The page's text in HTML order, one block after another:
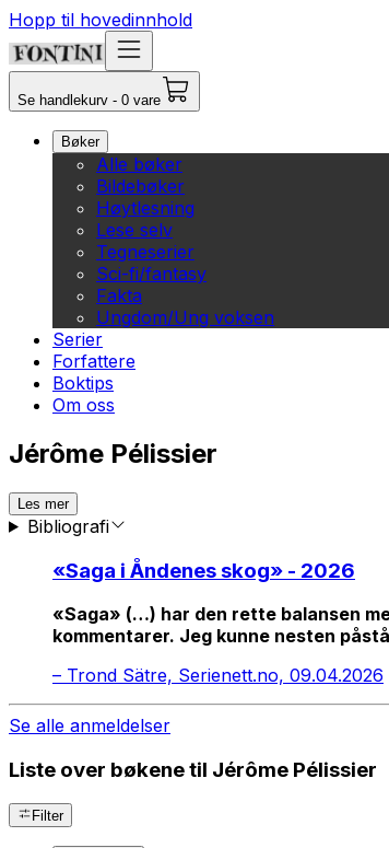
Hopp til hovedinnhold
Se handlekurv - 0 vare
Bøker
Alle bøker
Bildebøker
Høytlesning
Lese selv
Tegneserier
Sci-fi/fantasy
Fakta
Ungdom/Ung voksen
Serier
Forfattere
Boktips
Om oss
Jérôme Pélissier
Les mer
Bibliografi
«Saga i Åndenes skog» - 2026
«Saga» (…) har den rette balansen
kommentarer. Jeg kunne nesten
– Trond Sätre, Serienett.no, 09.04.2026
Se alle anmeldelser
Liste over bøkene til Jérôme Pélissier
Filter